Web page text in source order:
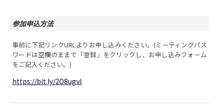
参加申込方法
事前に下記リンクURLよりお申し込みください。(ミーティングパス
ワードは空欄のままで「登録」をクリックし、お申し込みフォーム
をご記入ください。)
https://bit.ly/2O8ugvl